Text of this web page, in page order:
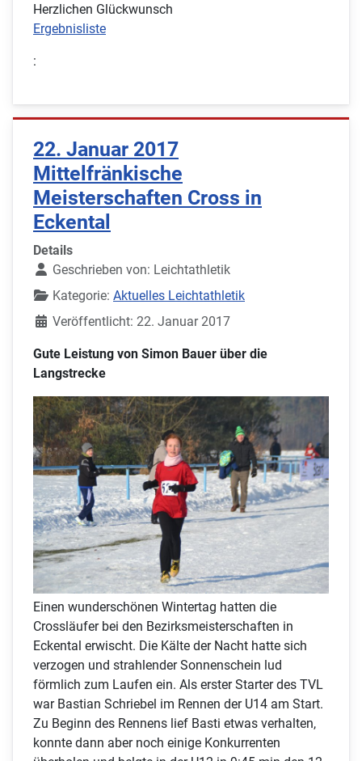
Herzlichen Glückwunsch
Ergebnisliste
:
22. Januar 2017
Mittelfränkische
Meisterschaften Cross in
Eckental
Details
Geschrieben von: Leichtathletik
Kategorie: Aktuelles Leichtathletik
Veröffentlicht: 22. Januar 2017
Gute Leistung von Simon Bauer über die
Langstrecke
Einen wunderschönen Wintertag hatten die
Crossläufer bei den Bezirksmeisterschaften in
Eckental erwischt. Die Kälte der Nacht hatte sich
verzogen und strahlender Sonnenschein lud
förmlich zum Laufen ein. Als erster Starter des TVL
war Bastian Schriebel im Rennen der U14 am Start.
Zu Beginn des Rennens lief Basti etwas verhalten,
konnte dann aber noch einige Konkurrenten